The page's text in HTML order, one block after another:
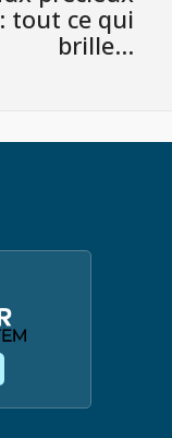
: tout ce qui
brille…